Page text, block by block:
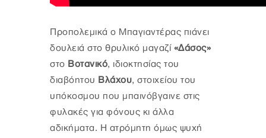
Προπολεμικά ο Μπαγιαντέρας πιάνει
δουλειά στο θρυλικό μαγαζί «Δάσος»
στο Βοτανικό, ιδιοκτησίας του
διαβόητου Βλάχου, στοιχείου του
υπόκοσμου που μπαινόβγαινε στις
φυλακές για φόνους κι άλλα
αδικήματα. Η ατρόμητη όμως ψυχή